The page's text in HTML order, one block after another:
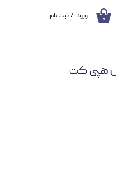
۰ ورود / ثبت نام
سفارشات
هپی کت